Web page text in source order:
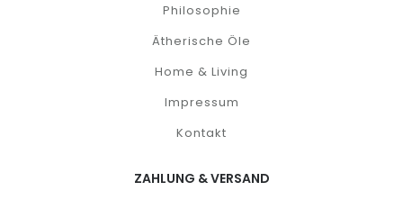
Philosophie
Ätherische Öle
Home & Living
Impressum
Kontakt
ZAHLUNG & VERSAND